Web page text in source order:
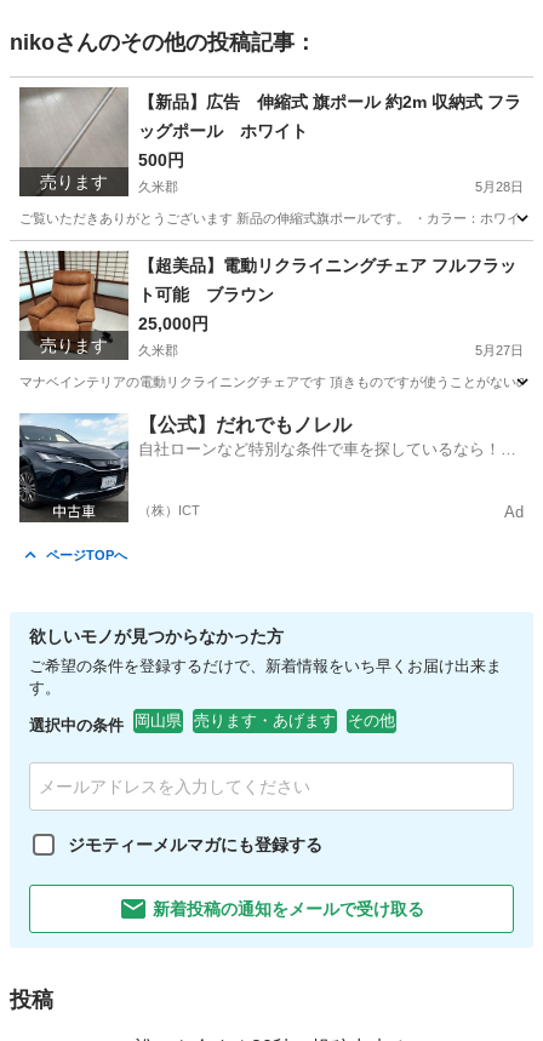
nikoさんのその他の投稿記事：
売ります
【新品】広告 伸縮式 旗ポール 約2m 収納式 フラ
ッグポール ホワイト
500円
久米郡 5月28日
ご覧いただきありがとうございます 新品の伸縮式旗ポールです。 ・カラー：ホワイ
岡山 久米郡 その他
売ります
【超美品】電動リクライニングチェア フルフラッ
ト可能 ブラウン
25,000円
久米郡 5月27日
マナベインテリアの電動リクライニングチェアです 頂きものですが使うことがない
岡山 久米郡 椅子
【公式】だれでもノレル
自社ローンなど特別な条件で車を探しているなら！金
（株）ICT Ad
ページTOPへ
欲しいモノが見つからなかった方
ご希望の条件を登録するだけで、新着情報をいち早くお届け出来ま
す。
選択中の条件 岡山県 売ります・あげます その他
ジモティーメルマガにも登録する
新着投稿の通知をメールで受け取る
投稿